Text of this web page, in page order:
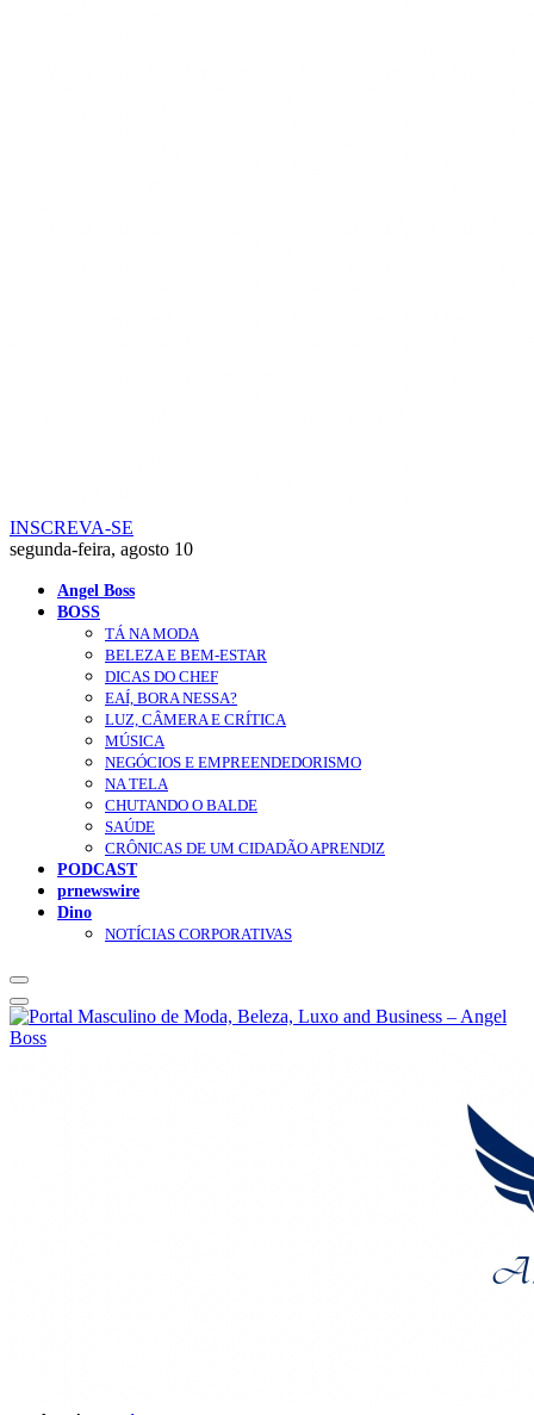
INSCREVA-SE
segunda-feira, agosto 10
Angel Boss
BOSS
TÁ NA MODA
BELEZA E BEM-ESTAR
DICAS DO CHEF
EAÍ, BORA NESSA?
LUZ, CÂMERA E CRÍTICA
MÚSICA
NEGÓCIOS E EMPREENDEDORISMO
NA TELA
CHUTANDO O BALDE
SAÚDE
CRÔNICAS DE UM CIDADÃO APRENDIZ
PODCAST
prnewswire
Dino
NOTÍCIAS CORPORATIVAS